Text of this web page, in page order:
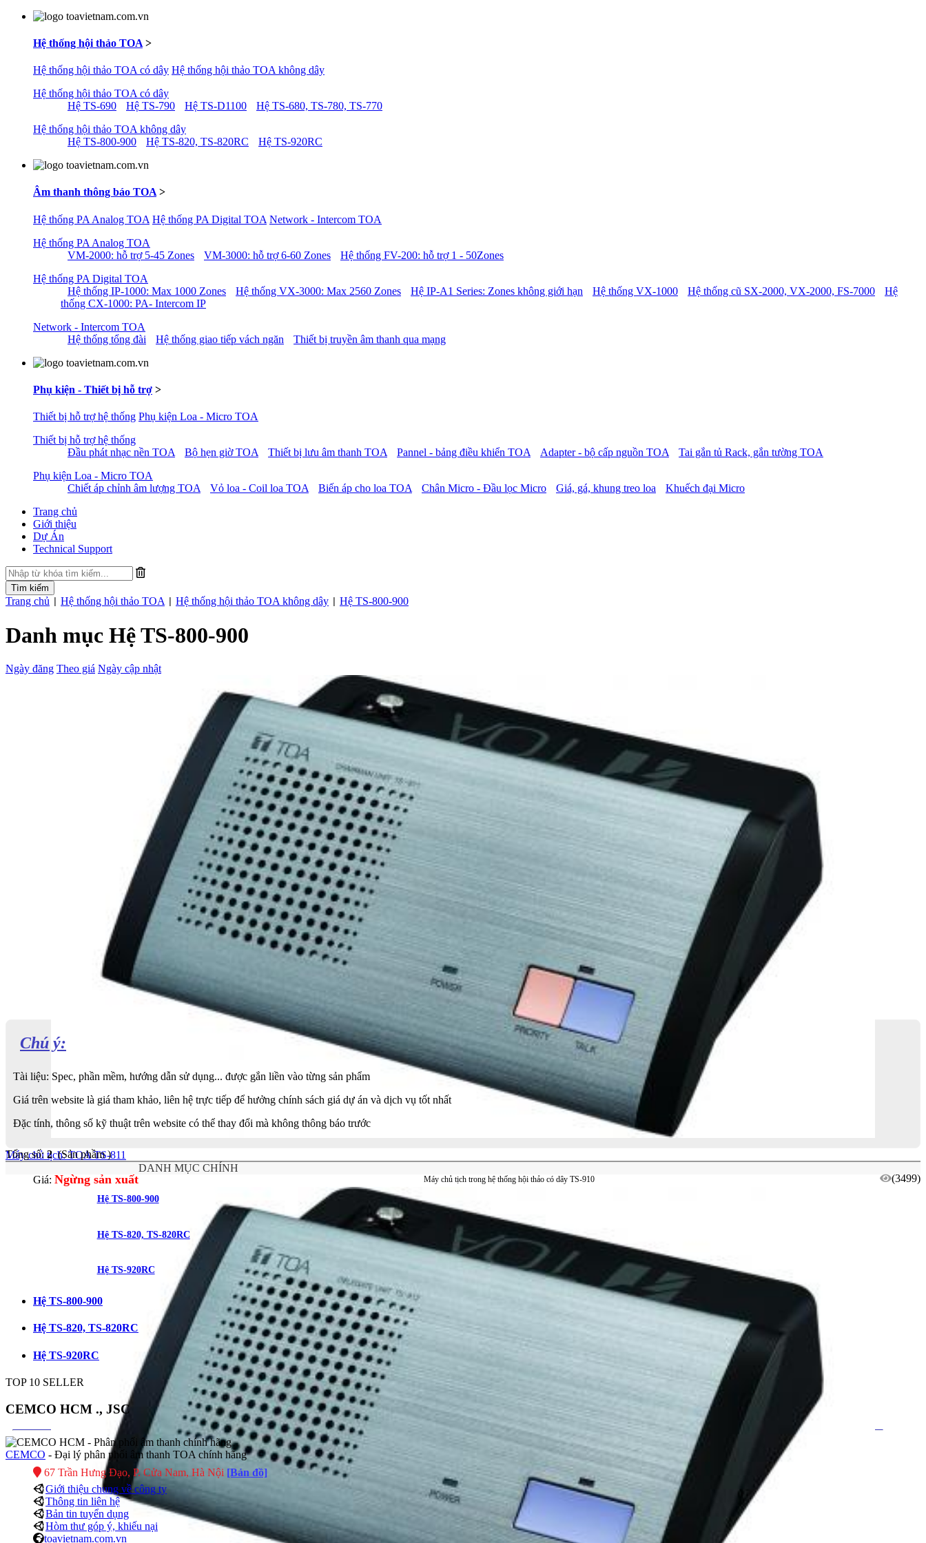
Hệ thống hội thảo TOA >
Hệ thống hội thảo TOA có dây Hệ thống hội thảo TOA không dây
Hệ thống hội thảo TOA có dây
Hệ TS-690
Hệ TS-790 Hệ TS-D1100
Hệ TS-680, TS-780, TS-770
Hệ thống hội thảo TOA không dây
Hệ TS-800-900
Hệ TS-820, TS-820RC Hệ TS-920RC
Âm thanh thông báo TOA >
Hệ thống PA Analog TOA Hệ thống PA Digital TOA Network - Intercom TOA
Hệ thống PA Analog TOA
VM-2000: hỗ trợ 5-45 Zones
VM-3000: hỗ trợ 6-60 Zones
Hệ thống FV-200: hỗ trợ 1 - 50Zones
Hệ thống PA Digital TOA
Hệ thống IP-1000: Max 1000 Zones
Hệ thống VX-3000: Max 2560 Zones Hệ IP-A1 Series: Zones không giới hạn Hệ thống VX-1000 Hệ thống cũ SX-2000, VX-2000, FS-7000
Hệ
thống CX-1000: PA- Intercom IP
Network - Intercom TOA
Hệ thống tổng đài
Hệ thống giao tiếp vách ngăn Thiết bị truyền âm thanh qua mạng
Phụ kiện - Thiết bị hỗ trợ >
Thiết bị hỗ trợ hệ thống Phụ kiện Loa - Micro TOA
Thiết bị hỗ trợ hệ thống
Đầu phát nhạc nền TOA
Bộ hẹn giờ TOA Thiết bị lưu âm thanh TOA Pannel - bảng điều khiển TOA Adapter - bộ cấp nguồn TOA
Tai gắn tủ Rack, gắn tường TOA
Phụ kiện Loa - Micro TOA
Chiết áp chỉnh âm lượng TOA
Vỏ loa - Coil loa TOA Biến áp cho loa TOA Chân Micro - Đầu lọc Micro Giá, gá, khung treo loa
Khuếch đại Micro
Trang chủ
Giới thiệu
Dự Án
Technical Support
Trang chủ Hệ thống hội thảo TOA Hệ thống hội thảo TOA không dây Hệ TS-800-900
Danh mục Hệ TS-800-900
Ngày đăng Theo giá Ngày cập nhật
Máy chủ tịch: TOA TS-811
Giá: Ngừng sản xuất (3499)
Máy chủ tịch trong hệ thống hội thảo có dây TS-910
Max 192 máy đại biểu/chủ tịch trong 1 hệ thống
Chú ý:
Tài liệu: Spec, phần mềm, hướng dẫn sử dụng... được gắn liền vào từng sản phẩm
Giá trên website là giá tham khảo, liên hệ trực tiếp để hưởng chính sách giá dự án và dịch vụ tốt nhất
Đặc tính, thông số kỹ thuật trên website có thể thay đổi mà không thông báo trước
Tổng số: 2(Sản phầm )
DANH MỤC CHÍNH
Hệ TS-800-900
Hệ TS-820, TS-820RC
Hệ TS-920RC
Hệ TS-800-900
Hệ TS-820, TS-820RC
Hệ TS-920RC
TOP 10 SELLER
CEMCO HCM ., JSC
CEMCO - Đại lý phân phối âm thanh TOA chính hãng
67 Trần Hưng Đạo, P. Cửa Nam, Hà Nội [Bản đồ]
Giới thiệu chung về công ty
Thông tin liên hệ
Bản tin tuyển dụng
Hòm thư góp ý, khiếu nại
toavietnam.com.vn